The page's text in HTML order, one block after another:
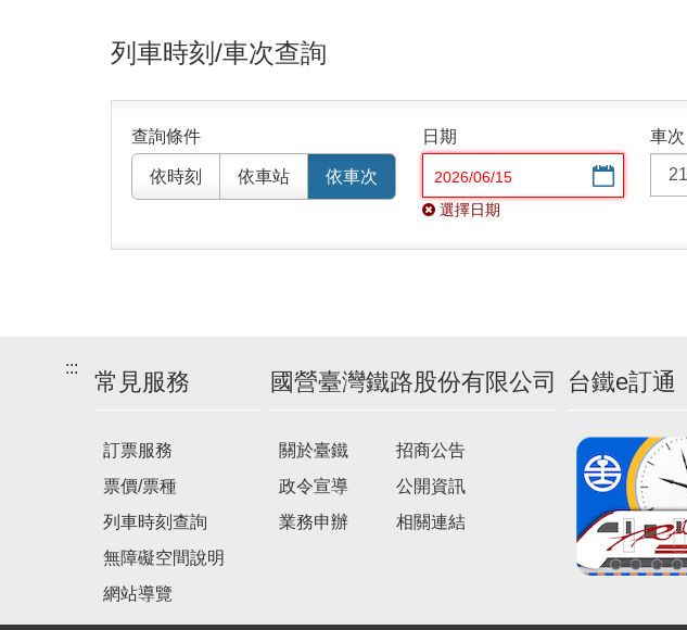
列車時刻/車次查詢
查詢條件
依時刻 依車站 依車次
日期
選擇日期
選擇日期
車次
:::
常見服務
訂票服務
票價/票種
列車時刻查詢
無障礙空間說明
網站導覽
國營臺灣鐵路股份有限公司
關於臺鐵
政令宣導
業務申辦
招商公告
公開資訊
相關連結
台鐵e訂通